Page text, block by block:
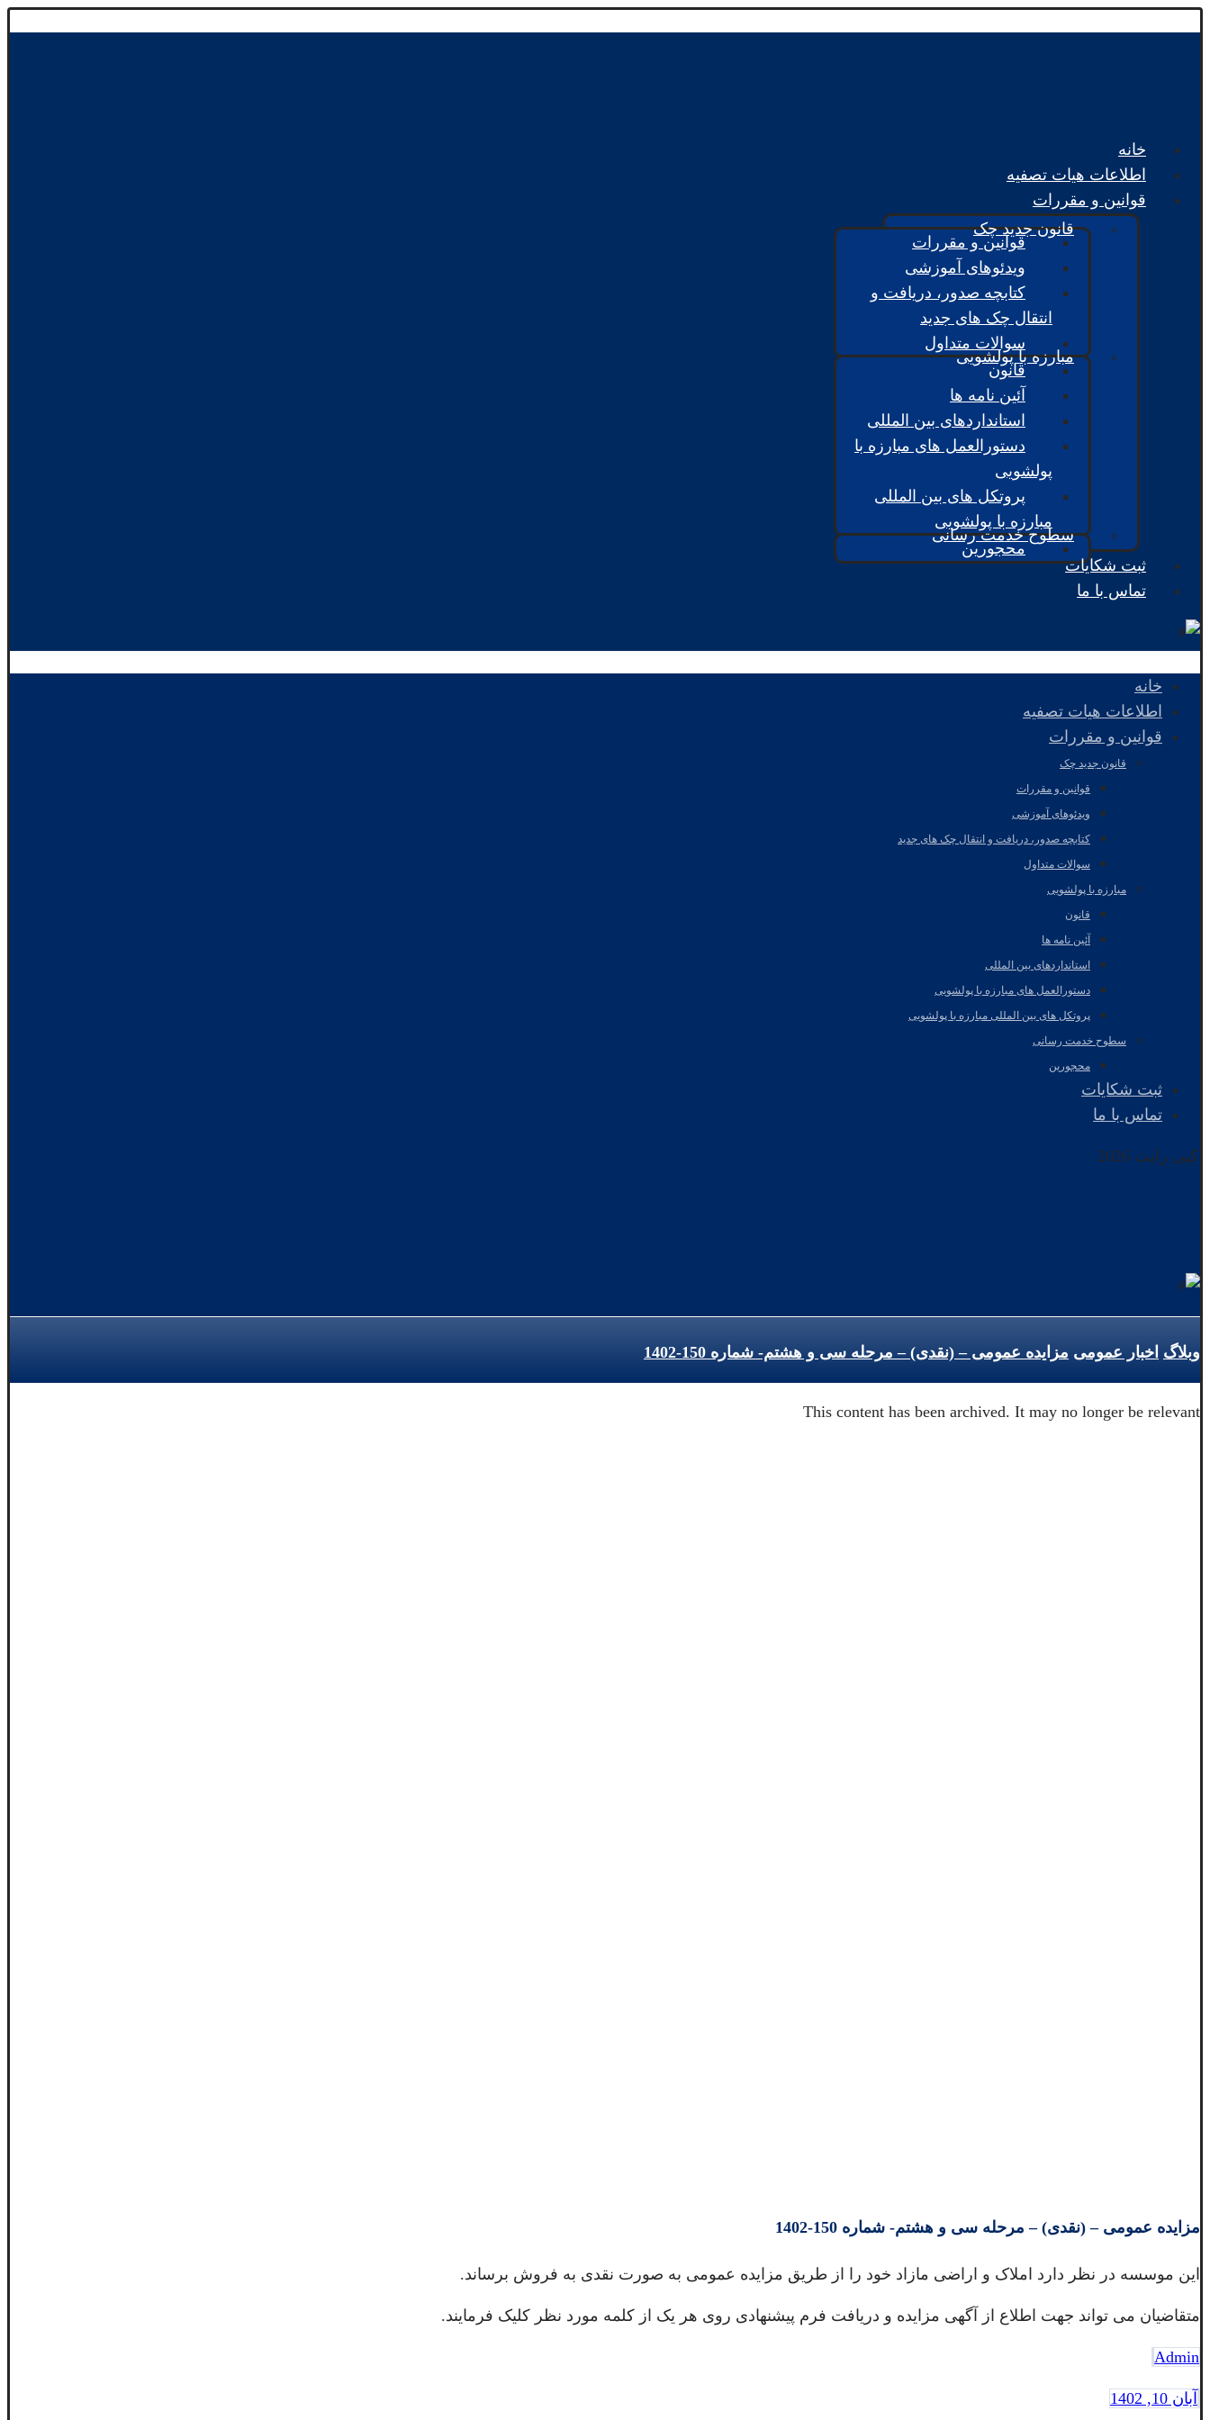
خانه
اطلاعات هیات تصفیه
قوانین و مقررات
قانون جدید چک
قوانین و مقررات
ویدئوهای آموزشی
کتابچه صدور، دریافت و
انتقال چک های جدید
سوالات متداول
مبارزه با پولشویی
قانون
آئین نامه ها
استانداردهای بین المللی
دستورالعمل های مبارزه با
پولشویی
پروتکل های بین المللی
مبارزه با پولشویی
سطوح خدمت رسانی
محجورین
ثبت شکایات
تماس با ما
خانه
اطلاعات هیات تصفیه
قوانین و مقررات
قانون جدید چک
قوانین و مقررات
ویدئوهای آموزشی
کتابچه صدور، دریافت و انتقال چک های جدید
سوالات متداول
مبارزه با پولشویی
قانون
آئین نامه ها
استانداردهای بین المللی
دستورالعمل های مبارزه با پولشویی
پروتکل های بین المللی مبارزه با پولشویی
سطوح خدمت رسانی
محجورین
ثبت شکایات
تماس با ما
کپی رایت 2026
وبلاگ اخبار عمومی مزایده عمومی – (نقدی) – مرحله سی و هشتم- شماره 150-1402
This content has been archived. It may no longer be relevant
مزایده عمومی – (نقدی) – مرحله سی و هشتم- شماره 150-1402
این موسسه در نظر دارد املاک و اراضی مازاد خود را از طریق مزایده عمومی به صورت نقدی به فروش برساند.
متقاضیان می تواند جهت اطلاع از آگهی مزایده و دریافت فرم پیشنهادی روی هر یک از کلمه مورد نظر کلیک فرمایند.
Admin
آبان 10, 1402